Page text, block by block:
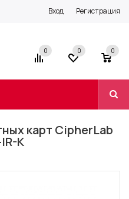
Вход Регистрация
0 0 0
карт CipherLab
K